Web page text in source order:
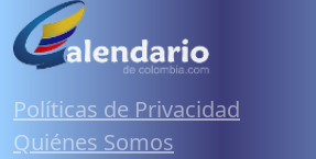
Políticas de Privacidad
Quiénes Somos